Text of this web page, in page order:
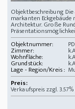
Objektbeschreibung
markanten
Architektur. Große
Objektnummer:
Zimmer:
Wohnfläche:
Grundstück:
Lage - Region/Kreis :
Preis:
Verkaufspreis zzgl.